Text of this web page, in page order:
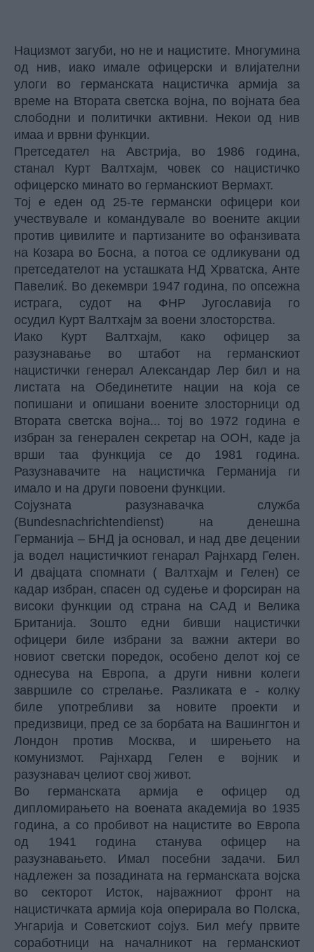
Нацизмот загуби, но не и нацистите. Многумина
од нив, иако имале офицерски и влијателни
улоги во германската нацистичка армија за
време на Втората светска војна, по војната бea
слободни и политички активни. Некои од нив
имаа и врвни функции.
Претседател на Австрија, во 1986 година,
станал Курт Валтхајм, човек со нацистичко
офицерско минато во германскиот Вермахт.
Тој е еден од 25-те германски офицери кои
учествувале и командувале во воените акции
против цивилите и партизаните во офанзивата
на Козара во Босна, а потоа се одликувани од
претседателот на усташката НД Хрватска, Анте
Павелиќ. Во декември 1947 година, по опсежна
истрага, судот на ФНР Југославија го
осудил Курт Валтхајм за воени злосторства.
Иако Курт Валтхајм, како офицер за
разузнавање во штабот на германскиот
нацистички генерал Александар Лер бил и на
листата на Обединетите нации на која се
попишани и опишани воените злосторници од
Втората светска војна... тој во 1972 година е
избран за генерален секретар на ООН, каде ја
врши таа функција се до 1981 година.
Разузнавачите на нацистичка Германија ги
имало и на други повоени функции.
Сојузната разузнавачка служба
(Bundesnachrichtendienst) на денешна
Германија – БНД ја основал, и над две децении
ја водел нацистичкиот генарал Рајнхард Гелен.
И двајцата спомнати ( Валтхајм и Гелен) се
кадар избран, спасен од судење и форсиран на
високи функции од страна на САД и Велика
Британија. Зошто едни бивши нацистички
офицери биле избрани за важни актери во
новиот светски поредок, особено делот кој се
однесува на Европа, а други нивни колеги
завршиле со стрелање. Разликата е - колку
биле употребливи за новите проекти и
предизвици, пред се за борбата на Вашингтон и
Лондон против Москва, и ширењето на
комунизмот. Рајнхард Гелен е војник и
разузнавач целиот свој живот.
Во германската армија е офицер од
дипломирањето на воената академија во 1935
година, а со пробивот на нацистите во Европа
од 1941 година станува офицер на
разузнавањето. Имал посебни задачи. Бил
надлежен за позадината на германската војска
во секторот Исток, најважниот фронт на
нацистичката армија која оперирала во Полска,
Унгарија и Советскиот сојуз. Бил меѓу првите
соработници на началникот на германскиот